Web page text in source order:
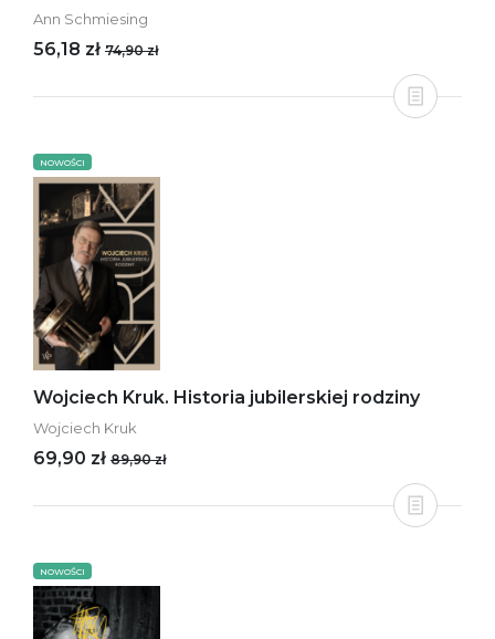
Ann Schmiesing
56,18 zł 74,90 zł
NOWOŚCI
Wojciech Kruk. Historia jubilerskiej rodziny
Wojciech Kruk
69,90 zł 89,90 zł
NOWOŚCI